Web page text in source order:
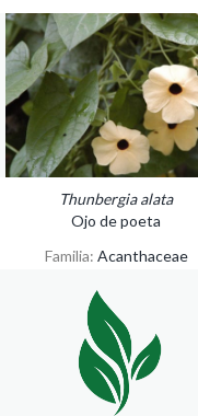
Thunbergia alata
Ojo de poeta
Familia: Acanthaceae